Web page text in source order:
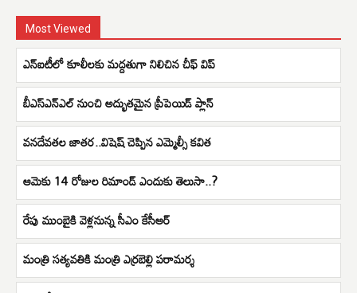
Most Viewed
ఎన్ఐటీలో కూలీలకు మద్దతుగా నిలిచిన చీఫ్ విప్
బీఎస్ఎన్ఎల్ నుంచి అద్భుతమైన ప్రీపెయిడ్ ప్లాన్
వనదేవతల జాతర..విషెష్ చెప్పిన ఎమ్మెల్సీ కవిత
ఆమెకు 14 రోజుల రిమాండ్ ఎందుకు తెలుసా..?
రేపు ముంబైకి వెళ్లనున్న సీఎం కేసీఆర్
మంత్రి సత్యవతికి మంత్రి ఎర్రబెల్లి పరామర్శ